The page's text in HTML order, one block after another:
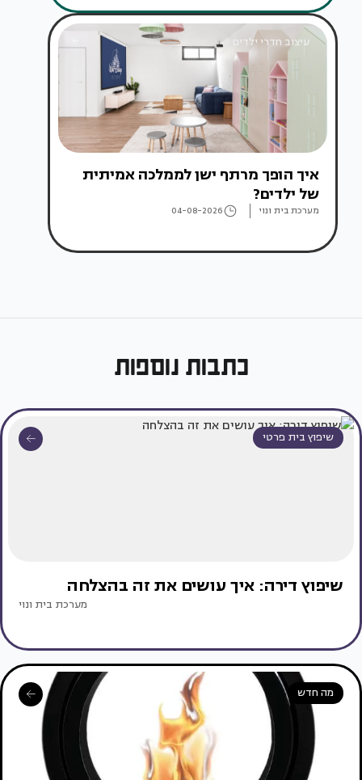
עיצוב חדרי ילדים
איך הופך מרתף ישן לממלכה אמיתית
של ילדים?
מערכת בית ונוי 04-08-2026
כתבות נוספות
שיפוץ בית פרטי
שיפוץ דירה: איך עושים את זה בהצלחה
מערכת בית ונוי
מה חדש